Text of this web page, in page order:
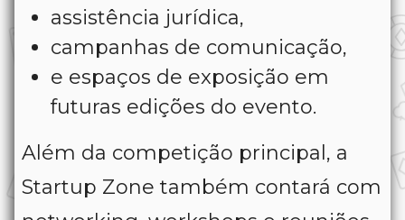
assistência jurídica,
campanhas de comunicação,
e espaços de exposição em
futuras edições do evento.
Além da competição principal, a
Startup Zone também contará com